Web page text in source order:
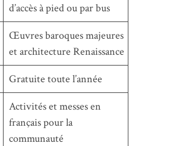
d’accès à pied ou par bus
Œuvres baroques majeures
et architecture Renaissance
Gratuite toute l’année
Activités et messes en
français pour la
communauté